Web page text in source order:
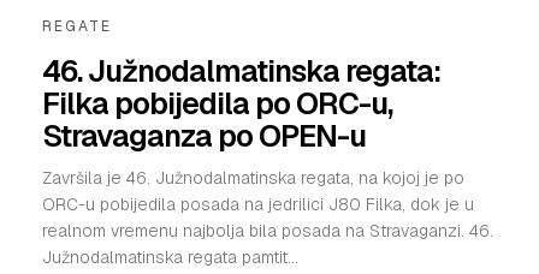
REGATE
46. Južnodalmatinska regata:
Filka pobijedila po ORC-u,
Stravaganza po OPEN-u
Završila je 46. Južnodalmatinska regata, na kojoj je po
ORC-u pobijedila posada na jedrilici J80 Filka, dok je u
realnom vremenu najbolja bila posada na Stravaganzi. 46.
Južnodalmatinska regata pamtit...